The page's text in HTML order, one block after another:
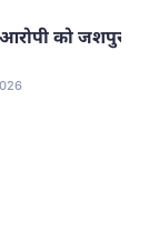
को जशपुर